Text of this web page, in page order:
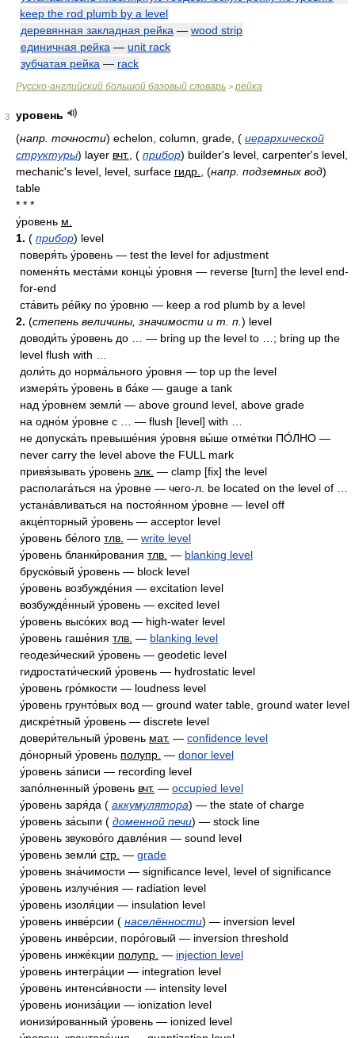
keep the rod plumb by a level
деревянная закладная рейка — wood strip
единичная рейка — unit rack
зубчатая рейка — rack
Русско-английский большой базовый словарь > рейка
3
уровень
(напр. точности) echelon, column, grade, ( иерархической
структуры) layer вчт. ( прибор) builder's level, carpenter's level,
mechanic's level, level, surface гидр. (напр. подземных вод)
table
* * *
у́ровень м.
1. ( прибор) level
поверя́ть у́ровень — test the level for adjustment
поменя́ть места́ми концы́ у́ровня — reverse [turn] the level end-
for-end
ста́вить ре́йку по у́ровню — keep a rod plumb by a level
2. (степень величины, значимости и т. п. ) level
доводи́ть у́ровень до … — bring up the level to …; bring up the
level flush with …
доли́ть до норма́льного у́ровня — top up the level
измеря́ть у́ровень в ба́ке — gauge a tank
над у́ровнем земли́ — above ground level, above grade
на одно́м у́ровне с … — flush [level] with …
не допуска́ть превыше́ния у́ровня вы́ше отме́тки ПО́ЛНО —
never carry the level above the FULL mark
привя́зывать у́ровень элк. — clamp [fix] the level
располага́ться на у́ровне — чего-л. be located on the level of …
устана́вливаться на постоя́нном у́ровне — level off
акце́пторный у́ровень — acceptor level
у́ровень бе́лого тлв. — write level
у́ровень бланки́рования тлв. — blanking level
бруско́вый у́ровень — block level
у́ровень возбужде́ния — excitation level
возбуждё́нный у́ровень — excited level
у́ровень высо́ких вод — high-water level
у́ровень гаше́ния тлв. — blanking level
геодези́ческий у́ровень — geodetic level
гидростати́ческий у́ровень — hydrostatic level
у́ровень гро́мкости — loudness level
у́ровень грунто́вых вод — ground water table, ground water level
дискре́тный у́ровень — discrete level
довери́тельный у́ровень мат. — confidence level
до́норный у́ровень полупр. — donor level
у́ровень за́писи — recording level
запо́лненный у́ровень вчт. — occupied level
у́ровень заря́да ( аккумулятора) — the state of charge
у́ровень за́сыпи ( доменной печи) — stock line
у́ровень звуково́го давле́ния — sound level
у́ровень земли́ стр. — grade
у́ровень зна́чимости — significance level, level of significance
у́ровень излуче́ния — radiation level
у́ровень изоля́ции — insulation level
у́ровень инве́рсии ( населённости) — inversion level
у́ровень инве́рсии, поро́говый — inversion threshold
у́ровень инже́кции полупр. — injection level
у́ровень интегра́ции — integration level
у́ровень интенси́вности — intensity level
у́ровень иониза́ции — ionization level
ионизи́рованный у́ровень — ionized level